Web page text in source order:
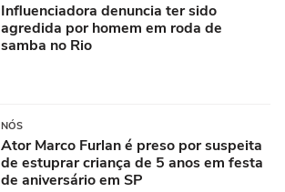
Influenciadora denuncia ter sido
agredida por homem em roda de
samba no Rio
NÓS
Ator Marco Furlan é preso por suspeita
de estuprar criança de 5 anos em festa
de aniversário em SP